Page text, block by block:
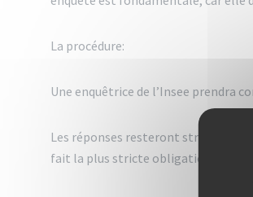
La procédure:
Une enquêtrice de l’Insee prendra
Les réponses resteront strictement
fait la plus stricte obligation.